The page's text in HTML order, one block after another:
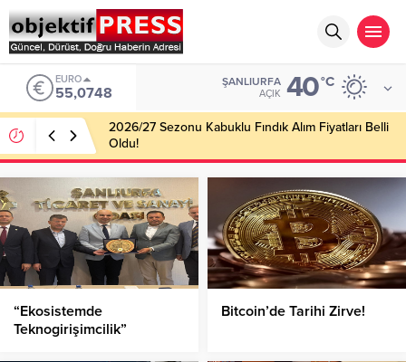
EURO
55,0748
ŞANLIURFA
AÇIK 40°C
2026/27 Sezonu Kabuklu Fındık Alım Fiyatları Belli
Oldu!
“Ekosistemde
Teknogirişimcilik”
Bitcoin’de Tarihi Zirve!